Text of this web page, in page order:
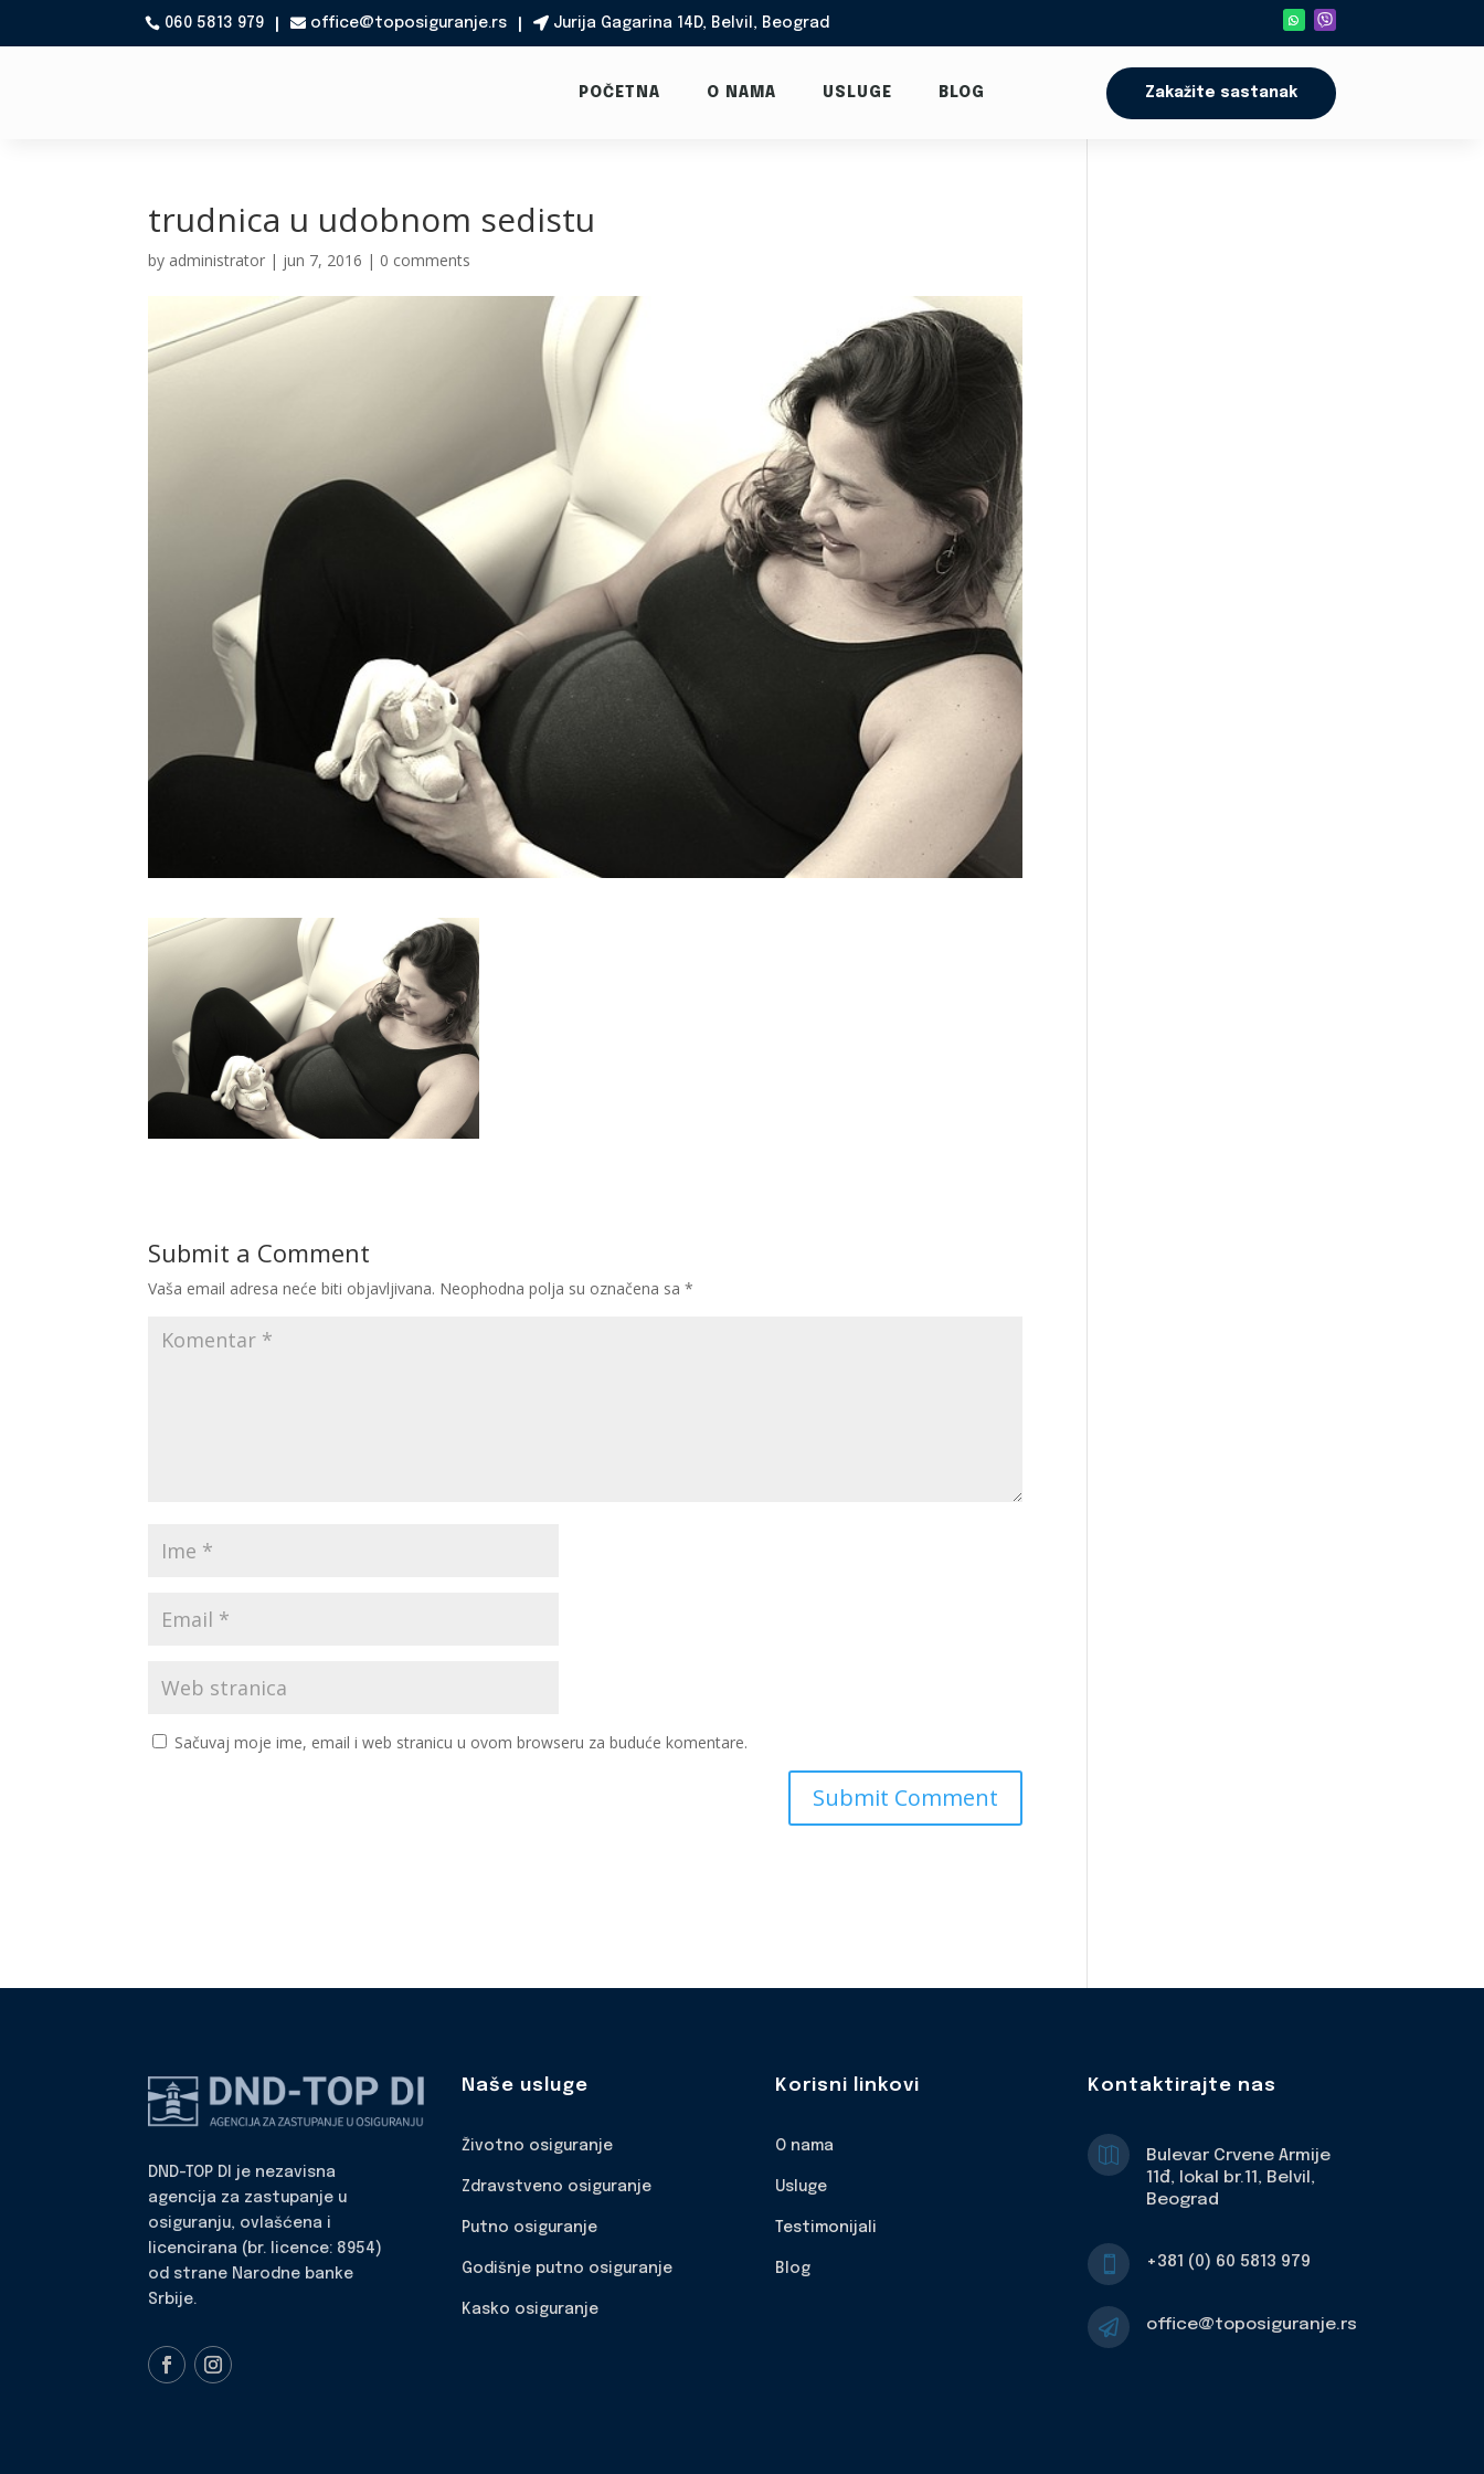
060 5813 979  office@toposiguranje.rs Jurija Gagarina 14D, Belvil, Beograd
POČETNA O NAMA USLUGE BLOG Zakažite sastanak
trudnica u udobnom sedistu
by administrator | jun 7, 2016 | 0 comments
Submit a Comment
Vaša email adresa neće biti objavljivana. Neophodna polja su označena sa*
Sačuvaj moje ime, email i web stranicu u ovom browseru za buduće komentare.
DND-TOP DI je nezavisna
agencija za zastupanje u
osiguranju, ovlašćena i
licencirana (br. licence: 8954)
od strane Narodne banke
Srbije.
Naše usluge
Životno osiguranje
Zdravstveno osiguranje
Putno osiguranje
Godišnje putno osiguranje
Kasko osiguranje
Korisni linkovi
O nama
Usluge
Testimonijali
Blog
Kontaktirajte nas

Bulevar Crvene Armije
11đ, lokal br.11, Belvil,
Beograd
 +381 (0) 60 5813 979
 office@toposiguranje.rs